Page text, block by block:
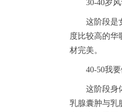
30-40岁
这阶段是
度比较高的华
材完美。
40-50我
这阶段身
乳腺囊肿与乳